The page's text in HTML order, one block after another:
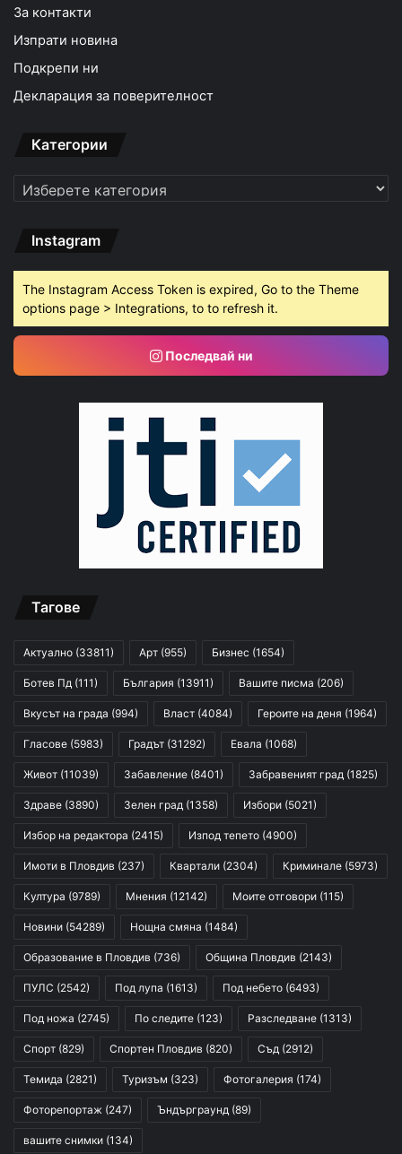
За контакти
Изпрати новина
Подкрепи ни
Декларация за поверителност
Категории
Категории
Instagram
The Instagram Access Token is expired, Go to the Theme
options page > Integrations, to to refresh it.
Последвай ни
Тагове
Актуално (33811) Арт (955) Бизнес (1654)
Ботев Пд (111) България (13911) Вашите писма (206)
Вкусът на града (994) Власт (4084) Героите на деня (1964)
Гласове (5983) Градът (31292) Евала (1068)
Живот (11039) Забавление (8401) Забравеният град (1825)
Здраве (3890) Зелен град (1358) Избори (5021)
Избор на редактора (2415) Изпод тепето (4900)
Имоти в Пловдив (237) Квартали (2304) Криминале (5973)
Култура (9789) Мнения (12142) Моите отговори (115)
Новини (54289) Нощна смяна (1484)
Образование в Пловдив (736) Община Пловдив (2143)
ПУЛС (2542) Под лупа (1613) Под небето (6493)
Под ножа (2745) По следите (123) Разследване (1313)
Спорт (829) Спортен Пловдив (820) Съд (2912)
Темида (2821) Туризъм (323) Фотогалерия (174)
Фоторепортаж (247) Ъндърграунд (89)
вашите снимки (134)